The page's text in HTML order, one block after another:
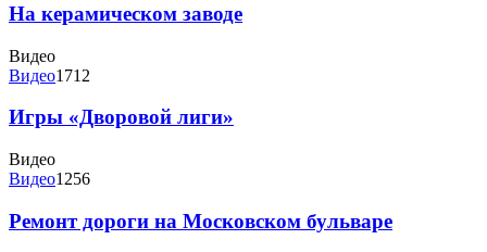
На керамическом заводе
Видео
Видео1712
Игры «Дворовой лиги»
Видео
Видео1256
Ремонт дороги на Московском бульваре